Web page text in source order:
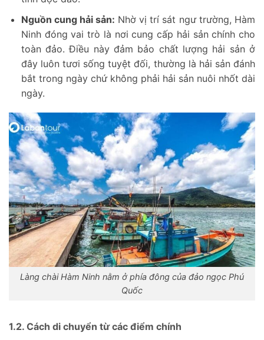
Nguồn cung hải sản: Nhờ vị trí sát ngư trường, Hàm
Ninh đóng vai trò là nơi cung cấp hải sản chính cho
toàn đảo. Điều này đảm bảo chất lượng hải sản ở
đây luôn tươi sống tuyệt đối, thường là hải sản đánh
bắt trong ngày chứ không phải hải sản nuôi nhốt dài
ngày.
Làng chài Hàm Ninh nằm ở phía đông của đảo ngọc Phú
Quốc
1.2. Cách di chuyển từ các điểm chính